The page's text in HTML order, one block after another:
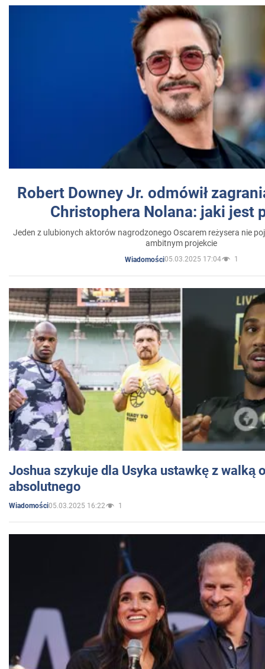
Robert Downey Jr. odmówił
Christophera Nolana: jaki jest
Jeden z ulubionych aktorów nagrodzonego Oscarem reżysera nie
ambitnym projekcie
Wiadomości05.03.2025 17:04 1
Joshua szykuje dla Usyka ustawkę z walką
absolutnego
Wiadomości05.03.2025 16:22 1